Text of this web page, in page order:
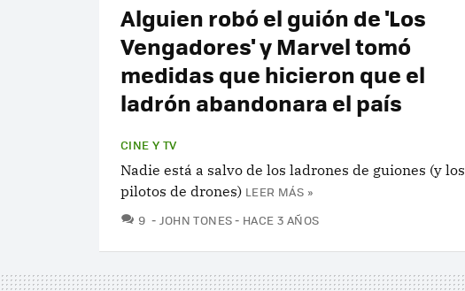
Alguien robó el guión de 'Los
Vengadores' y Marvel tomó
medidas que hicieron que el
ladrón abandonara el país
CINE Y TV
Nadie está a salvo de los ladrones de guiones (y los
pilotos de drones) LEER MÁS »
9 COMENTARIOS
JOHN TONES HACE 3 AÑOS